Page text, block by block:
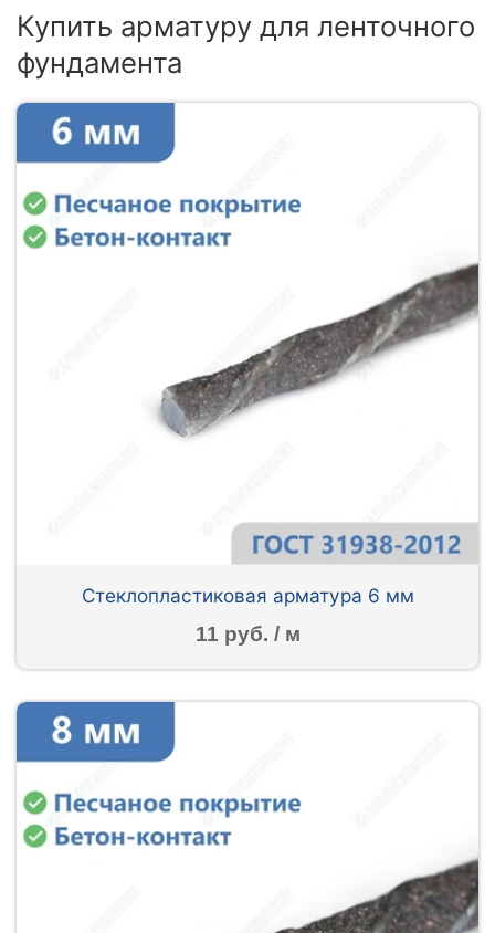
Купить арматуру для ленточного
фундамента
Стеклопластиковая арматура 6 мм
11 руб. / м